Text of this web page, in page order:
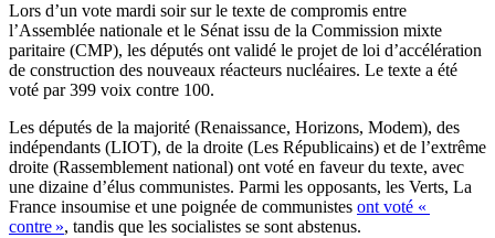
Lors d’un vote mardi soir sur le texte de compromis entre
l’Assemblée nationale et le Sénat issu de la Commission mixte
paritaire (CMP), les députés ont validé le projet de loi d’accélération
de construction des nouveaux réacteurs nucléaires. Le texte a été
voté par 399 voix contre 100.
Les députés de la majorité (Renaissance, Horizons, Modem), des
indépendants (LIOT), de la droite (Les Républicains) et de l’extrême
droite (Rassemblement national) ont voté en faveur du texte, avec
une dizaine d’élus communistes. Parmi les opposants, les Verts, La
France insoumise et une poignée de communistes ont voté «
contre », tandis que les socialistes se sont abstenus.